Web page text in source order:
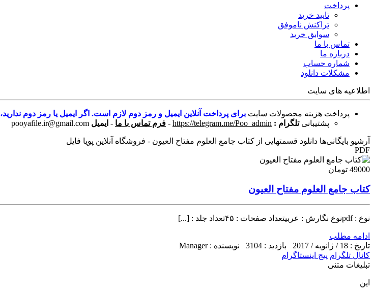
پرداخت
تایید خرید
تراکنش ناموفق
سوابق خرید
تماس با ما
درباره ما
شماره حساب
مشکلات دانلود
اطلاعیه های سایت
پرداخت هزینه محصولات سایت برای پرداخت آنلاین ایمیل و رمز دوم لازم است. اگر ایمیل یا رمز دوم ندارید،
پشتیبانی تلگرام : https://telegram.me/Poo_admin
- فرم تماس با ما - ایمیل pooyafile.ir@gmail.com
آرشیو بایگانی‌ها دانلود قسمتهایی از کتاب جامع العلوم مفتاح العیون - فروشگاه آنلاین پویا فایل
PDF
49000 تومان
کتاب جامع العلوم مفتاح العیون
نوع : pdfنوع نگارش : عربیتعداد صفحات : ۴۵تعداد جلد : [...]
ادامه مطلب
تاریخ : 18 / ژانویه / 2017
بازدید : 3104
نویسنده : Manager
کانال تلگرام پیج اینستاگرام
تبلیغات متنی
این